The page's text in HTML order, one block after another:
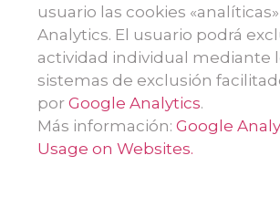
usuario las cookies
Analytics. El usuario podrá
actividad individual mediante
sistemas de exclusión
porGoogle Analytics.
Más información:Google
Usage on Websites.